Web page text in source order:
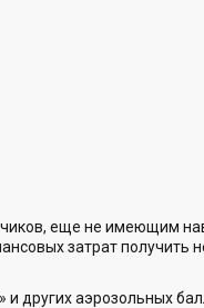
еще не имеющим
затрат получить
других аэрозольных